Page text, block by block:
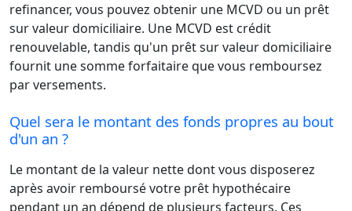
refinancer, vous pouvez obtenir une MCVD ou un prêt
sur valeur domiciliaire. Une MCVD est crédit
renouvelable, tandis qu'un prêt sur valeur domiciliaire
fournit une somme forfaitaire que vous remboursez
par versements.
Quel sera le montant des fonds propres au bout
d'un an ?
Le montant de la valeur nette dont vous disposerez
après avoir remboursé votre prêt hypothécaire
pendant un an dépend de plusieurs facteurs. Ces